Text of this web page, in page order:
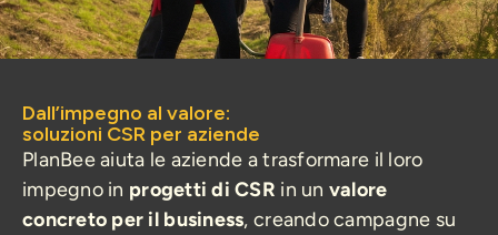
Dall’impegno al valore:
soluzioni CSR per aziende
PlanBee aiuta le aziende a trasformare il loro
impegno in progetti di CSR in un valore
concreto per il business, creando campagne su